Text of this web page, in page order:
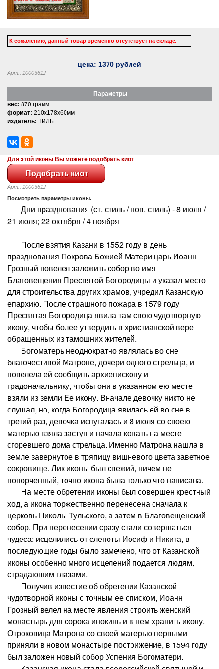
К сожалению, данный товар временно отсутствует на складе.
цена: 1370 рублей
Арт.: 10003612
Параметры
вес: 870 грамм
формат: 210x178x60мм
издатель: ТИЛЬ
Для этой иконы Вы можете подобрать киот
Арт.: 10003612
Посмотреть параметры иконы.
Дни празднования (ст. стиль / нов. стиль) - 8 июля /
21 июля; 22 октября / 4 ноября
После взятия Казани в 1552 году в день
празднования Покрова Божией Матери царь Иоанн
Грозный повелел заложить собор во имя
Благовещения Пресвятой Богородицы и указал место
для строительства других храмов, учредил Казанскую
епархию. После страшного пожара в 1579 году
Пресвятая Богородица явила там свою чудотворную
икону, чтобы более утвердить в христианской вере
обращенных из тамошних жителей.
Богоматерь неоднократно являлась во сне
благочестивой Матроне, дочери одного стрельца, и
повелела ей сообщить архиепископу и
градоначальнику, чтобы они в указанном ею месте
взяли из земли Ее икону. Вначале девочку никто не
слушал, но, когда Богородица явилась ей во сне в
третий раз, девочка испугалась и 8 июля со своею
матерью взяла заступ и начала копать на месте
сгоревшего дома стрельца. Именно Матрона нашла в
земле завернутое в тряпицу вишневого цвета заветное
сокровище. Лик иконы был свежий, ничем не
попорченный, точно икона была только что написана.
На месте обретении иконы был совершен крестный
ход, а икона торжественно перенесена сначала к
церковь Николы Тульского, а затем в Благовещенский
собор. При перенесении сразу стали совершаться
чудеса: исцелились от слепоты Иосиф и Никита, в
последующие годы было замечено, что от Казанской
иконы особенно много исцелений подается людям,
страдающим глазами.
Получив известие об обретении Казанской
чудотворной иконы с точным ее списком, Иоанн
Грозный велел на месте явления строить женский
монастырь для сорока инокинь и в нем хранить икону.
Отроковица Матрона со своей матерью первыми
приняли в новом монастыре пострижение, в 1594 году
был заложен новый собор Успения Богоматери.